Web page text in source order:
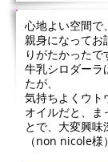
心地よい空間で
親身になってお
りがたかったで
牛乳シロダーラ
たが、
気持ちよくウト
オイルだと、ま
とで、大変興味
（non nicole様）